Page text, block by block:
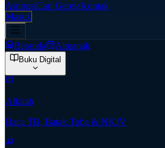
AspirasiCari GerejaKontak
Masuk
Beranda Almanak
Buku Digital
Alkitab
Baca TB, Batak Toba & NKJV